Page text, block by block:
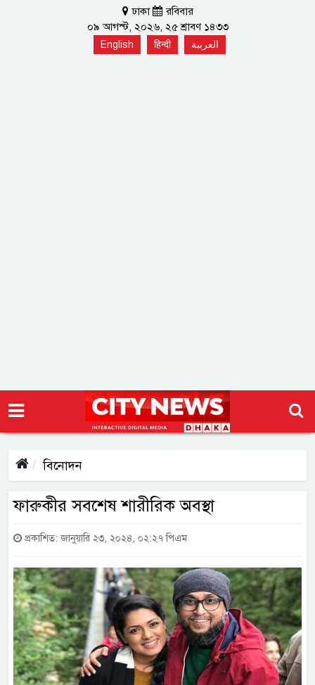
ঢাকা
রবিবার
০৯ আগস্ট, ২০২৬, ২৫ শ্রাবণ ১৪৩৩
English हिन्दी العربية
বিনোদন
ফারুকীর সবশেষ শারীরিক অবস্থা
প্রকাশিত: জানুয়ারি ২৩, ২০২৪, ০২:২৭ পিএম